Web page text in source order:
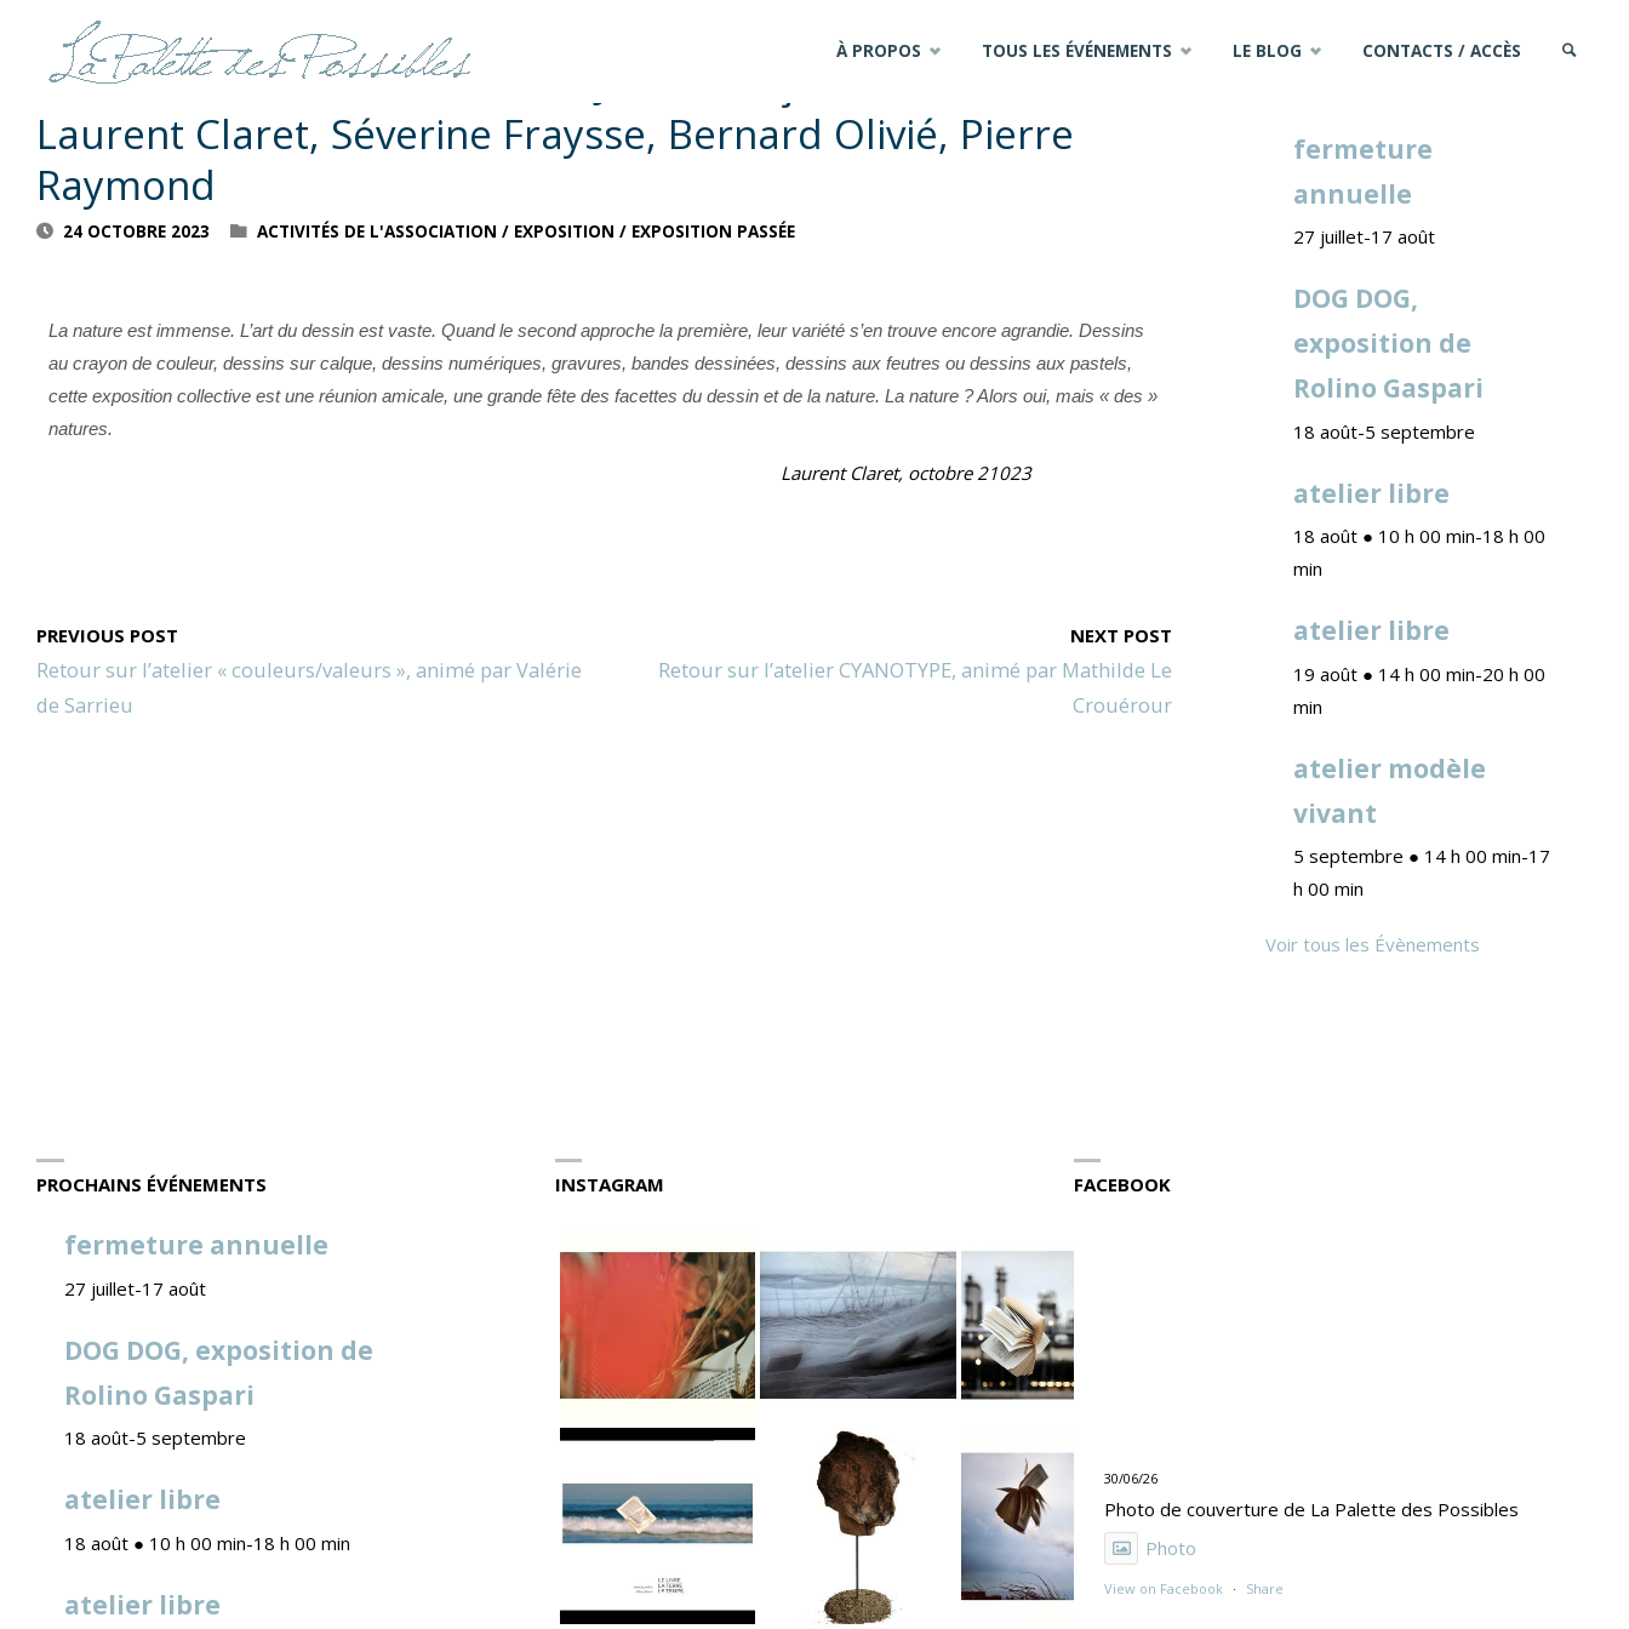
À PROPOS TOUS LES ÉVÉNEMENTS LE BLOG CONTACTS / ACCÈS
Des natures – Odile Bouchet, Jean-François Bouvier,
Laurent Claret, Séverine Fraysse, Bernard Olivié, Pierre
Raymond
24 OCTOBRE 2023 ACTIVITÉS DE L'ASSOCIATION / EXPOSITION / EXPOSITION PASSÉE
La nature est immense. L’art du dessin est vaste. Quand le second approche la première, leur variété s’en trouve encore agrandie. Dessins
au crayon de couleur, dessins sur calque, dessins numériques, gravures, bandes dessinées, dessins aux feutres ou dessins aux pastels,
cette exposition collective est une réunion amicale, une grande fête des facettes du dessin et de la nature. La nature ? Alors oui, mais « des »
natures.
Laurent Claret, octobre 21023
PREVIOUS POST
Retour sur l’atelier « couleurs/valeurs », animé par Valérie
de Sarrieu
NEXT POST
Retour sur l’atelier CYANOTYPE, animé par Mathilde Le
Crouérour
fermeture
annuelle
27 juillet-17 août
DOG DOG,
exposition de
Rolino Gaspari
18 août-5 septembre
atelier libre
18 août ● 10 h 00 min-18 h 00
min
atelier libre
19 août ● 14 h 00 min-20 h 00
min
atelier modèle
vivant
5 septembre ● 14 h 00 min-17
h 00 min
Voir tous les Évènements
PROCHAINS ÉVÉNEMENTS
fermeture annuelle
27 juillet-17 août
DOG DOG, exposition de
Rolino Gaspari
18 août-5 septembre
atelier libre
18 août ● 10 h 00 min-18 h 00 min
atelier libre
INSTAGRAM FACEBOOK
30/06/26
Photo de couverture de La Palette des Possibles
Photo
View on Facebook · Share